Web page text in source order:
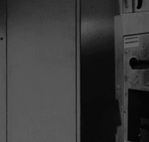
NOUS JOINDRE